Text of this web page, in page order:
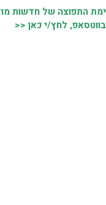
התפוצה של חדשות
לחץ/י כאן <<